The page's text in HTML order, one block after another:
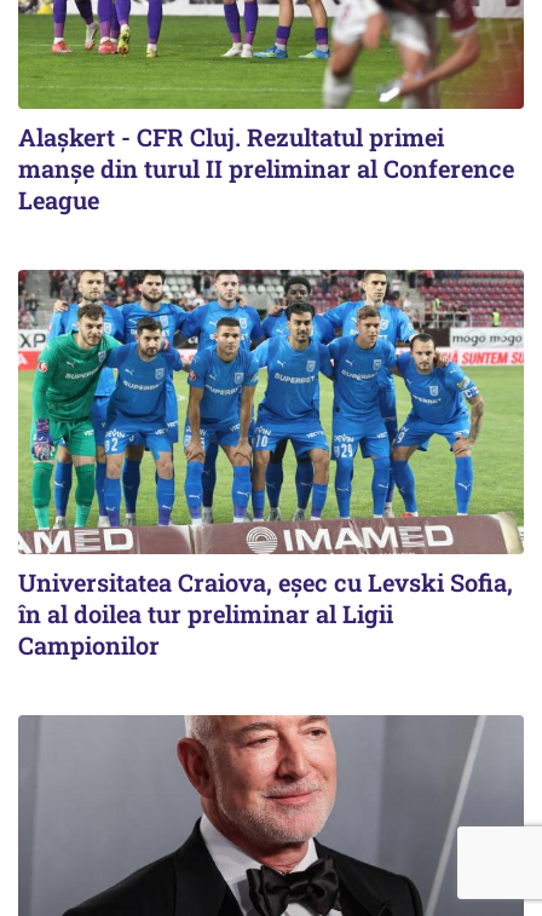
Alaşkert - CFR Cluj. Rezultatul primei
manșe din turul II preliminar al Conference
League
Universitatea Craiova, eșec cu Levski Sofia,
în al doilea tur preliminar al Ligii
Campionilor